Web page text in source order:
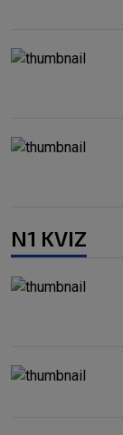
N1 KVIZ